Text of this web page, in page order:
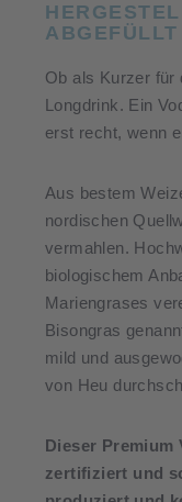
Ob als Kurzer für
Longdrink. Ein
erst recht, wenn
Aus bestem
nordischen
vermahlen.
biologischem
Mariengrases
Bisongras
mild und
von Heu
Dieser Premium
zertifiziert und